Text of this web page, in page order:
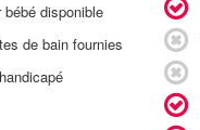
bébé disponible
de bain fournies